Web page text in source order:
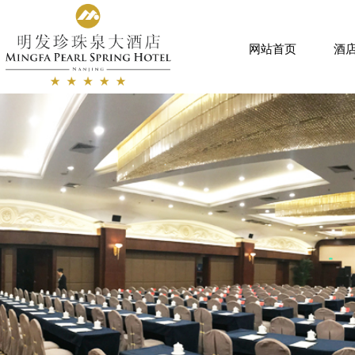
网站首页 酒